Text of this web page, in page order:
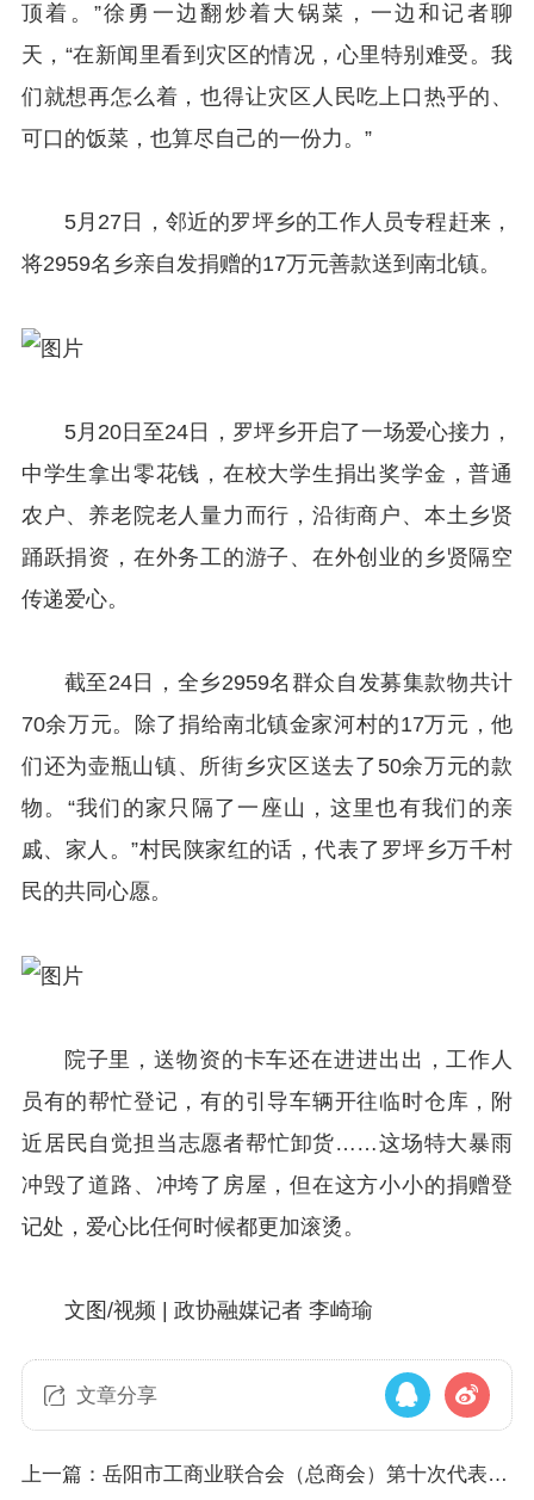
顶着。”徐勇一边翻炒着大锅菜，一边和记者聊
天，“在新闻里看到灾区的情况，心里特别难受。我
们就想再怎么着，也得让灾区人民吃上口热乎的、
可口的饭菜，也算尽自己的一份力。”
5月27日，邻近的罗坪乡的工作人员专程赶来，
将2959名乡亲自发捐赠的17万元善款送到南北镇。
5月20日至24日，罗坪乡开启了一场爱心接力，
中学生拿出零花钱，在校大学生捐出奖学金，普通
农户、养老院老人量力而行，沿街商户、本土乡贤
踊跃捐资，在外务工的游子、在外创业的乡贤隔空
传递爱心。
截至24日，全乡2959名群众自发募集款物共计
70余万元。除了捐给南北镇金家河村的17万元，他
们还为壶瓶山镇、所街乡灾区送去了50余万元的款
物。“我们的家只隔了一座山，这里也有我们的亲
戚、家人。”村民陕家红的话，代表了罗坪乡万千村
民的共同心愿。
院子里，送物资的卡车还在进进出出，工作人
员有的帮忙登记，有的引导车辆开往临时仓库，附
近居民自觉担当志愿者帮忙卸货……这场特大暴雨
冲毁了道路、冲垮了房屋，但在这方小小的捐赠登
记处，爱心比任何时候都更加滚烫。
文图/视频 | 政协融媒记者 李崎瑜
文章分享
上一篇：岳阳市工商业联合会（总商会）第十次代表大